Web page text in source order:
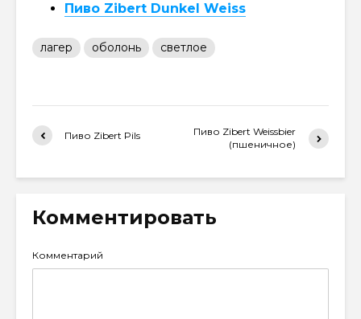
Пиво Zibert Dunkel Weiss
лагер оболонь светлое
Пиво Zibert Pils
Пиво Zibert Weissbier
(пшеничное)
Комментировать
Комментарий